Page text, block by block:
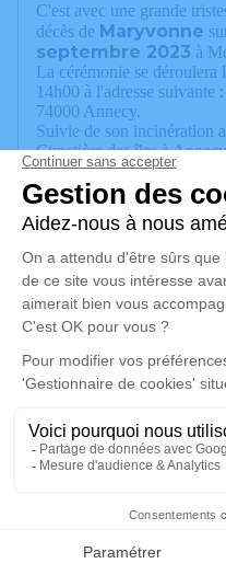
Faire-part
C'est avec une grande
décès de Maryvonne
septembre 2023 à
La cérémonie se déroulera
14h00 à l'adresse
74000 Annecy.
Suivie de son incinération
Cimetière des îles à
Son urne sera déposée à
familial à Arcueil.
Ni fleurs, ni couronnes, ni
à l'AFM Téléthon et France
Un service de plantation
disponible ici
Cérémonie
lundi 25
Eglise Saint-Louis